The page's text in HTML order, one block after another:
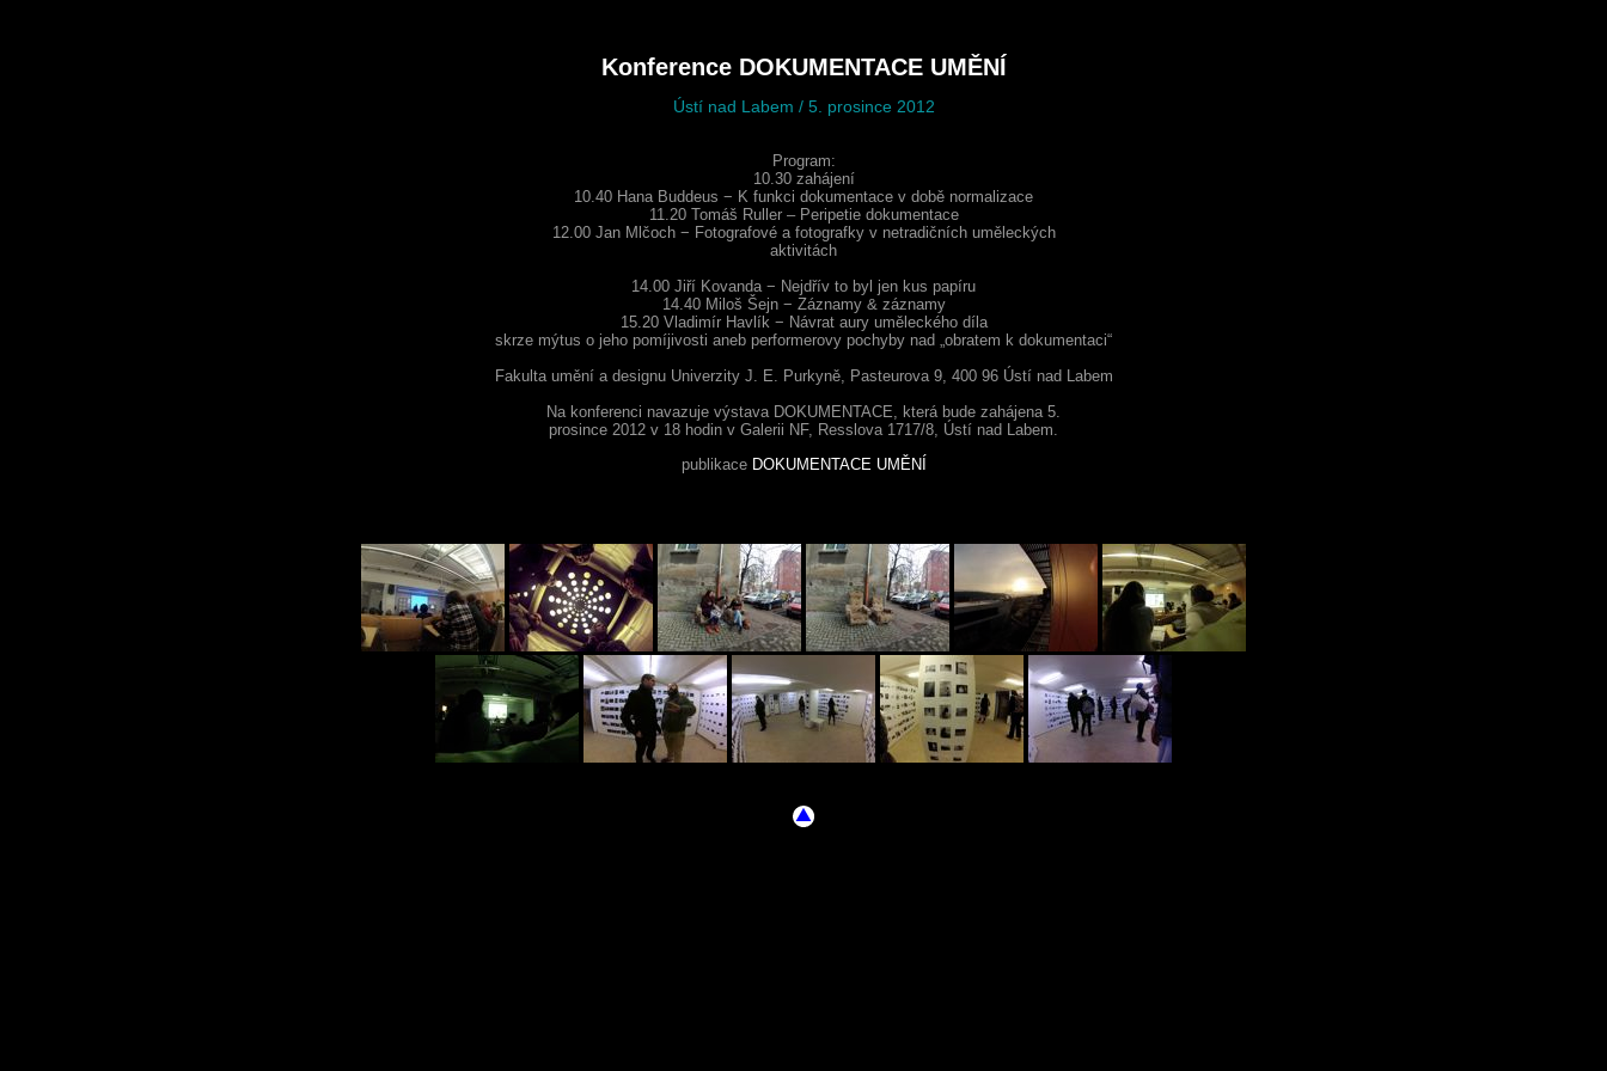
Konference DOKUMENTACE UMĚNÍ
Ústí nad Labem / 5. prosince 2012
Program:
10.30 zahájení
10.40 Hana Buddeus − K funkci dokumentace v době normalizace
11.20 Tomáš Ruller – Peripetie dokumentace
12.00 Jan Mlčoch − Fotografové a fotografky v netradičních uměleckých
aktivitách
14.00 Jiří Kovanda − Nejdřív to byl jen kus papíru
14.40 Miloš Šejn − Záznamy & záznamy
15.20 Vladimír Havlík − Návrat aury uměleckého díla
skrze mýtus o jeho pomíjivosti aneb performerovy pochyby nad „obratem k dokumentaci“
Fakulta umění a designu Univerzity J. E. Purkyně, Pasteurova 9, 400 96 Ústí nad Labem
Na konferenci navazuje výstava DOKUMENTACE, která bude zahájena 5.
prosince 2012 v 18 hodin v Galerii NF, Resslova 1717/8, Ústí nad Labem.
publikace DOKUMENTACE UMĚNÍ